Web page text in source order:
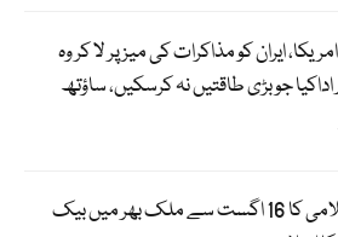
ایران کو مذاکرات کی میز پر لا کر وہ
اداکیا جو بڑی طاقتیں نہ کرسکیں، ساؤتھ
جماعت اسلامی کا 16 اگست سے ملک بھر میں بیک